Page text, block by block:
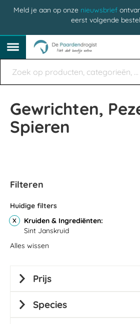
Meld je aan op onze nieuwsbrief
eerst volgende
Gewrichten,
Spieren
Filteren
Huidige filters
Kruiden & Ingrediënten
Sint Janskruid
Alles wissen
Prijs
Species